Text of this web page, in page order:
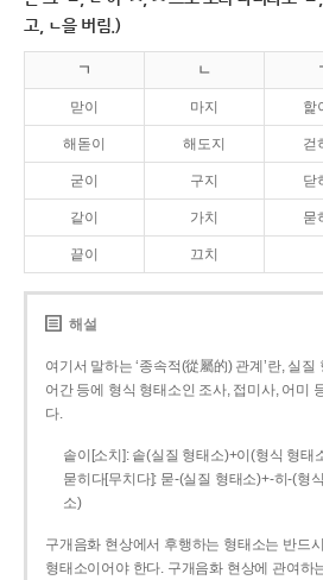
고, ㄴ을 버림.)
ㄱ ㄴ
맏이 마지 핥
해돋이 해도지 걷
굳이 구지 닫
같이 가치 묻
끝이 끄치
해설
여기서 말하는 ‘종속적(從屬的) 관계’란, 실
어간 등에 형식 형태소인 조사, 접미사, 어미
다.
솥이[소치]: 솥(실질 형태소)+이(형식 형태
묻히다[무치다]: 묻­-(실질 형태소)+­-히­-(형
소)
구개음화 현상에서 후행하는 형태소는 반드
형태소이어야 한다. 구개음화 현상에 관여하